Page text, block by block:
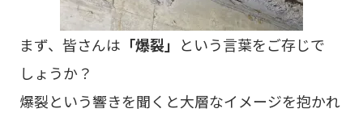
まず、皆さんは 「爆裂」 という言葉をご存じで
しょうか？
爆裂という響きを聞くと大層なイメージを抱かれ